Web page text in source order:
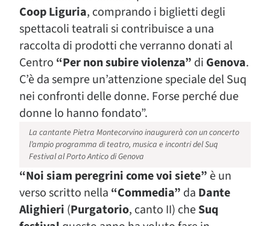
Coop Liguria, comprando i biglietti degli
spettacoli teatrali si contribuisce a una
raccolta di prodotti che verranno donati al
Centro “Per non subire violenza” di Genova.
C’è da sempre un’attenzione speciale del Suq
nei confronti delle donne. Forse perché due
donne lo hanno fondato”.
La cantante Pietra Montecorvino inaugurerà con un concerto
l’ampio programma di teatro, musica e incontri del Suq
Festival al Porto Antico di Genova
“Noi siam peregrini come voi siete” è un
verso scritto nella “Commedia” da Dante
Alighieri (Purgatorio, canto II) cheSuq